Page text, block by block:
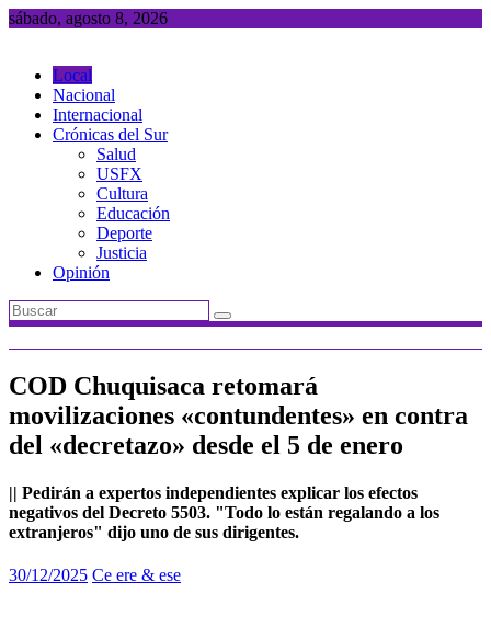
Saltar
sábado, agosto 8, 2026
Local
Nacional
Internacional
Crónicas del Sur
Salud
USFX
Cultura
Educación
Deporte
Justicia
Opinión
COD Chuquisaca retomará
movilizaciones «contundentes» en contra
del «decretazo» desde el 5 de enero
|| Pedirán a expertos independientes explicar los efectos
negativos del Decreto 5503. "Todo lo están regalando a los
extranjeros" dijo uno de sus dirigentes.
30/12/2025 Ce ere & ese